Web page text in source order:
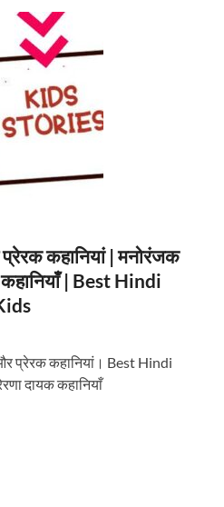
कहानियां | मनोरंजक
कहानियाँ | Best Hindi
प्रेरक कहानियां। Best Hindi
दायक कहानियाँ